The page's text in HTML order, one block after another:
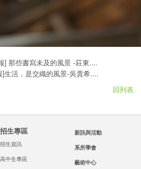
] 那些書寫未及的風景 -莊東....
]生活，是交織的風景-吳貴希....
回列表
招生專區
招生資訊
高中生專區
新訊與活動
系所學會
藝術中心